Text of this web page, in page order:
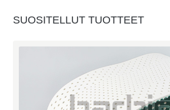
SUOSITELLUT TUOTTEET